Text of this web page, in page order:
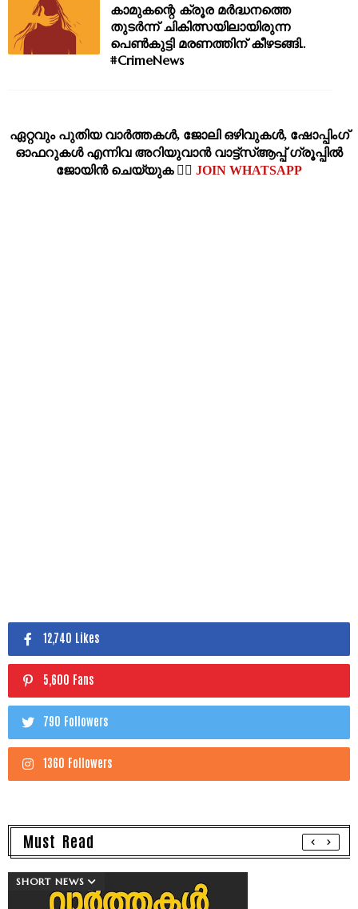
കാമുകന്റെ ക്രൂര മര്‍ദ്ധനത്തെ
തുടര്‍ന്ന് ചികിത്സയിലായിരുന്ന
പെണ്‍കുട്ടി മരണത്തിന് കീഴടങ്ങി..
#CrimeNews
ഏറ്റവും പുതിയ വാര്‍ത്തകള്‍, ജോലി ഒഴിവുകള്‍, ഷോപ്പിംഗ്‌
ഓഫറുകള്‍ എന്നിവ അറിയുവാന്‍ വാട്ട്സ്ആപ്പ് ഗ്രൂപ്പില്‍
ജോയിന്‍ ചെയ്യുക 👉🏽 JOIN WHATSAPP
12,740 Likes
5,600 Fans
790 Followers
1360 Followers
Must Read
SHORT NEWS